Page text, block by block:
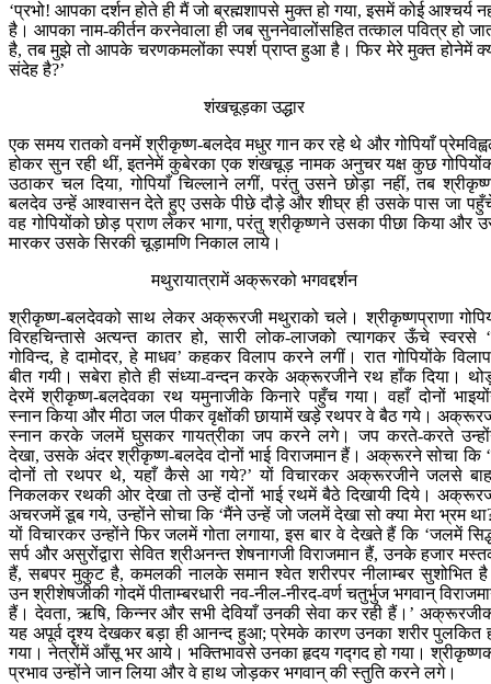
‘प्रभो! आपका दर्शन होते ही मैं जो ब्रह्मशापसे मुक्त हो गया, इसमें कोई आश्चर्य
है। आपका नाम-कीर्तन करनेवाला ही जब सुननेवालोंसहित तत्काल पवित्र हो
है, तब मुझे तो आपके चरणकमलोंका स्पर्श प्राप्त हुआ है। फिर मेरे मुक्त होनेमें
संदेह है?’
शंखचूड़का उद्धार
एक समय रातको वनमें श्रीकृष्ण-बलदेव मधुर गान कर रहे थे और गोपियाँ
होकर सुन रही थीं, इतनेमें कुबेरका एक शंखचूड़ नामक अनुचर यक्ष कुछ
उठाकर चल दिया, गोपियाँ चिल्लाने लगीं, परंतु उसने छोड़ा नहीं, तब
बलदेव उन्हें आश्वासन देते हुए उसके पीछे दौड़े और शीघ्र ही उसके पास जा
वह गोपियोंको छोड़ प्राण लेकर भागा, परंतु श्रीकृष्णने उसका पीछा किया और
मारकर उसके सिरकी चूड़ामणि निकाल लाये।
मथुरायात्रामें अक्रूरको भगवद्दर्शन
श्रीकृष्ण-बलदेवको साथ लेकर अक्रूरजी मथुराको चले। श्रीकृष्णप्राणा
विरहचिन्तासे अत्यन्त कातर हो, सारी लोक-लाजको त्यागकर ऊँचे स्वरसे
गोविन्द, हे दामोदर, हे माधव’ कहकर विलाप करने लगीं। रात गोपियोंके
बीत गयी। सबेरा होते ही संध्या-वन्दन करके अक्रूरजीने रथ हाँक दिया।
देरमें श्रीकृष्ण-बलदेवका रथ यमुनाजीके किनारे पहुँच गया। वहाँ दोनों
स्नान किया और मीठा जल पीकर वृक्षोंकी छायामें खड़े रथपर वे बैठ गये।
स्नान करके जलमें घुसकर गायत्रीका जप करने लगे। जप करते-करते
देखा, उसके अंदर श्रीकृष्ण-बलदेव दोनों भाई विराजमान हैं। अक्रूरने सोचा कि
दोनों तो रथपर थे, यहाँ कैसे आ गये?’ यों विचारकर अक्रूरजीने जलसे
निकलकर रथकी ओर देखा तो उन्हें दोनों भाई रथमें बैठे दिखायी दिये।
अचरजमें डूब गये, उन्होंने सोचा कि ‘मैंने उन्हें जो जलमें देखा सो क्या मेरा भ्रम
यों विचारकर उन्होंने फिर जलमें गोता लगाया, इस बार वे देखते हैं कि ‘जलमें
सर्प और असुरोंद्वारा सेवित श्रीअनन्त शेषनागजी विराजमान हैं, उनके हजार
हैं, सबपर मुकुट है, कमलकी नालके समान श्वेत शरीरपर नीलाम्बर सुशोभित
उन श्रीशेषजीकी गोदमें पीताम्बरधारी नव-नील-नीरद-वर्ण चतुर्भुज भगवान्
हैं। देवता, ऋषि, किन्नर और सभी देवियाँ उनकी सेवा कर रही हैं।’
यह अपूर्व दृश्य देखकर बड़ा ही आनन्द हुआ; प्रेमके कारण उनका शरीर पुलकित
गया। नेत्रोंमें आँसू भर आये। भक्तिभावसे उनका हृदय गद्‍गद हो गया।
प्रभाव उन्होंने जान लिया और वे हाथ जोड़कर भगवान् की स्तुति करने लगे।